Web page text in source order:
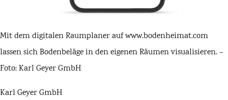
Mit dem digitalen Raumplaner auf www.bodenheimat.com
lassen sich Bodenbeläge in den eigenen Räumen visualisieren. –
Foto: Karl Geyer GmbH
Karl Geyer GmbH